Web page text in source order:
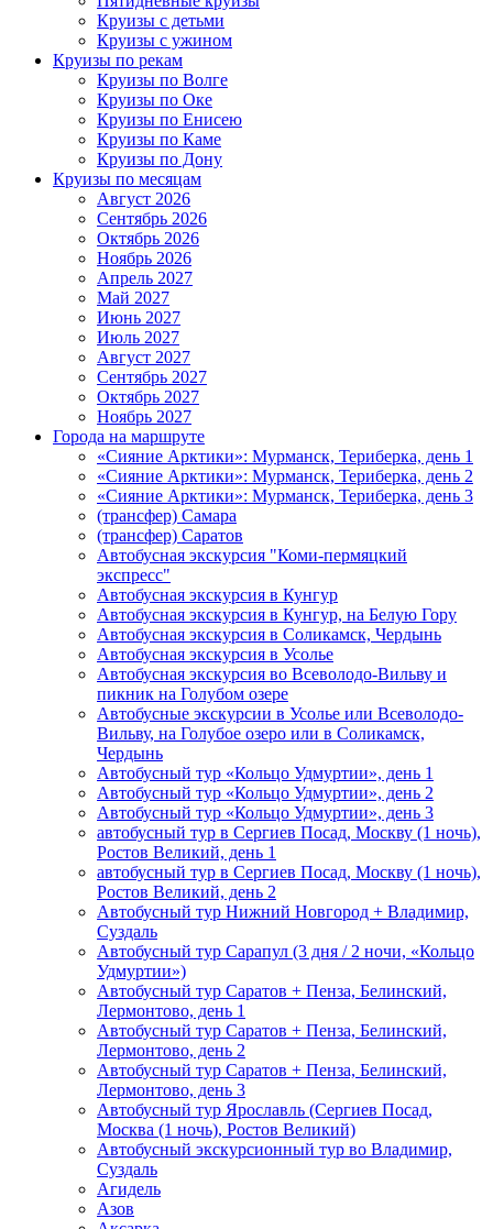
Круизы с детьми
Круизы с ужином
Круизы по рекам
Круизы по Волге
Круизы по Оке
Круизы по Енисею
Круизы по Каме
Круизы по Дону
Круизы по месяцам
Август 2026
Сентябрь 2026
Октябрь 2026
Ноябрь 2026
Апрель 2027
Май 2027
Июнь 2027
Июль 2027
Август 2027
Сентябрь 2027
Октябрь 2027
Ноябрь 2027
Города на маршруте
«Сияние Арктики»: Мурманск, Териберка, день 1
«Сияние Арктики»: Мурманск, Териберка, день 2
«Сияние Арктики»: Мурманск, Териберка, день 3
(трансфер) Самара
(трансфер) Саратов
Автобусная экскурсия "Коми-пермяцкий
экспресс"
Автобусная экскурсия в Кунгур
Автобусная экскурсия в Кунгур, на Белую Гору
Автобусная экскурсия в Соликамск, Чердынь
Автобусная экскурсия в Усолье
Автобусная экскурсия во Всеволодо-Вильву и
пикник на Голубом озере
Автобусные экскурсии в Усолье или Всеволодо-
Вильву, на Голубое озеро или в Соликамск,
Чердынь
Автобусный тур «Кольцо Удмуртии», день 1
Автобусный тур «Кольцо Удмуртии», день 2
Автобусный тур «Кольцо Удмуртии», день 3
автобусный тур в Сергиев Посад, Москву (1 ночь),
Ростов Великий, день 1
автобусный тур в Сергиев Посад, Москву (1 ночь),
Ростов Великий, день 2
Автобусный тур Нижний Новгород + Владимир,
Суздаль
Автобусный тур Сарапул (3 дня / 2 ночи, «Кольцо
Удмуртии»)
Автобусный тур Саратов + Пенза, Белинский,
Лермонтово, день 1
Автобусный тур Саратов + Пенза, Белинский,
Лермонтово, день 2
Автобусный тур Саратов + Пенза, Белинский,
Лермонтово, день 3
Автобусный тур Ярославль (Сергиев Посад,
Москва (1 ночь), Ростов Великий)
Автобусный экскурсионный тур во Владимир,
Суздаль
Агидель
Азов